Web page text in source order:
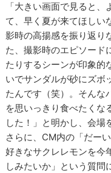
「大きい画面で見ると
て、早く夏が来てほしい
影時の高揚感を振り返り
た、撮影時のエピソード
たりするシーンが印象的
いでサンダルが砂にズボ
たんです（笑）。そんな
を思いっきり食べたくな
した！」と明かし、会
さらに、CM内の「だー
好きなサクレレモンを今
しみたいか」という質問